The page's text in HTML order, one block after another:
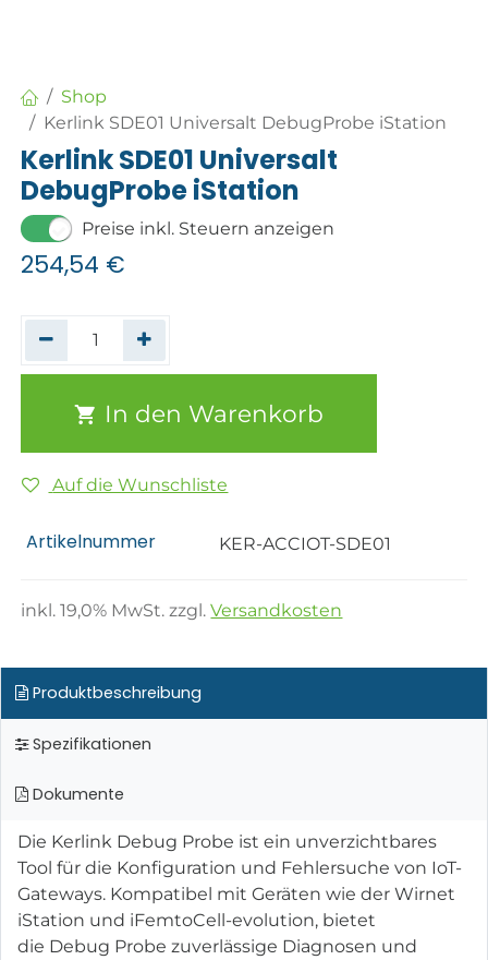
Shop
Kerlink SDE01 Universalt DebugProbe iStation
Kerlink SDE01 Universalt
DebugProbe iStation
Preise inkl. Steuern anzeigen
254,54 €
In den Warenkorb
Auf die Wunschliste
Artikelnummer KER-ACCIOT-SDE01
inkl.19,0% MwSt. zzgl.Versandkosten
Produktbeschreibung
Spezifikationen
Dokumente
Die Kerlink Debug Probe ist ein unverzichtbares
Tool für die Konfiguration und Fehlersuche von IoT-
Gateways. Kompatibel mit Geräten wie der Wirnet
iStation und iFemtoCell-evolution, bietet
die Debug Probe zuverlässige Diagnosen und